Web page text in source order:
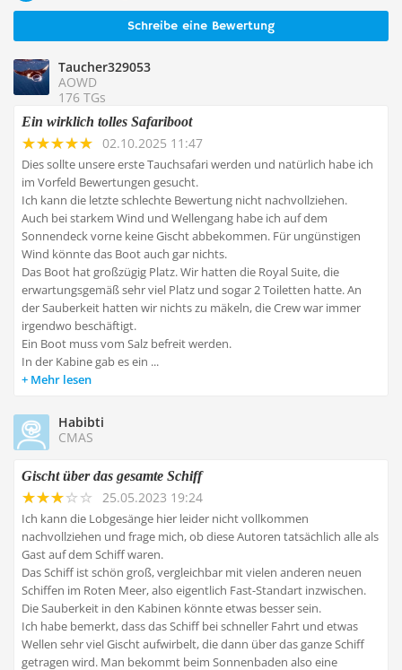
Schreibe eine Bewertung
Taucher329053
AOWD
176 TGs
Ein wirklich tolles Safariboot
02.10.2025 11:47
Dies sollte unsere erste Tauchsafari werden und natürlich habe ich
im Vorfeld Bewertungen gesucht.
Ich kann die letzte schlechte Bewertung nicht nachvollziehen.
Auch bei starkem Wind und Wellengang habe ich auf dem
Sonnendeck vorne keine Gischt abbekommen. Für ungünstigen
Wind könnte das Boot auch gar nichts.
Das Boot hat großzügig Platz. Wir hatten die Royal Suite, die
erwartungsgemäß sehr viel Platz und sogar 2 Toiletten hatte. An
der Sauberkeit hatten wir nichts zu mäkeln, die Crew war immer
irgendwo beschäftigt.
Ein Boot muss vom Salz befreit werden.
In der Kabine gab es ein ...
Mehr lesen
Habibti
CMAS
Gischt über das gesamte Schiff
25.05.2023 19:24
Ich kann die Lobgesänge hier leider nicht vollkommen
nachvollziehen und frage mich, ob diese Autoren tatsächlich alle als
Gast auf dem Schiff waren.
Das Schiff ist schön groß, vergleichbar mit vielen anderen neuen
Schiffen im Roten Meer, also eigentlich Fast-Standart inzwischen.
Die Sauberkeit in den Kabinen könnte etwas besser sein.
Ich habe bemerkt, dass das Schiff bei schneller Fahrt und etwas
Wellen sehr viel Gischt aufwirbelt, die dann über das ganze Schiff
getragen wird. Man bekommt beim Sonnenbaden also eine